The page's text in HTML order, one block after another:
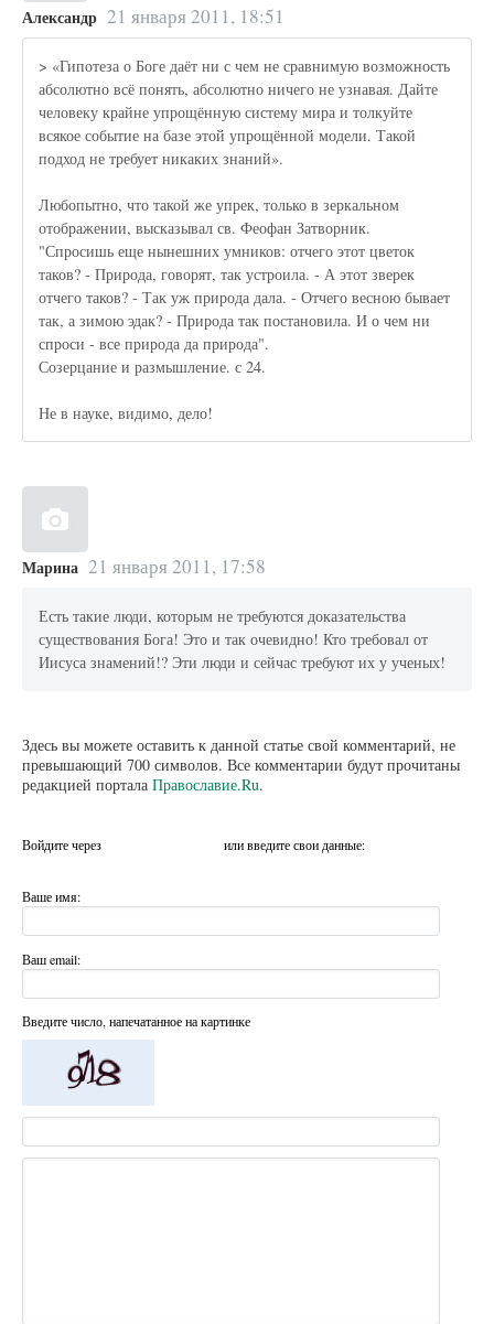
Александр 21 января 2011, 18:51
> «Гипотеза о Боге даёт ни с чем не сравнимую возможность
абсолютно всё понять, абсолютно ничего не узнавая. Дайте
человеку крайне упрощённую систему мира и толкуйте
всякое событие на базе этой упрощённой модели. Такой
подход не требует никаких знаний».
Любопытно, что такой же упрек, только в зеркальном
отображении, высказывал св. Феофан Затворник.
"Спросишь еще нынешних умников: отчего этот цветок
таков? - Природа, говорят, так устроила. - А этот зверек
отчего таков? - Так уж природа дала. - Отчего весною бывает
так, а зимою эдак? - Природа так постановила. И о чем ни
спроси - все природа да природа".
Созерцание и размышление. с 24.
Не в науке, видимо, дело!
Марина 21 января 2011, 17:58
Есть такие люди, которым не требуются доказательства
существования Бога! Это и так очевидно! Кто требовал от
Иисуса знамений!? Эти люди и сейчас требуют их у ученых!
Здесь вы можете оставить к данной статье свой комментарий, не
превышающий 700 символов. Все комментарии будут прочитаны
редакцией портала Православие.Ru.
Войдите через или введите свои данные:
Ваше имя:
Ваш email:
Введите число, напечатанное на картинке